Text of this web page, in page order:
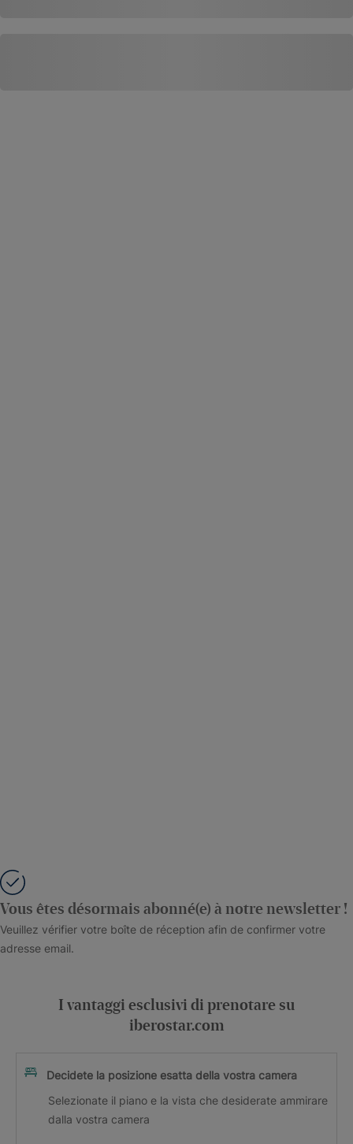
Vous êtes désormais abonné(e) à notre newsletter !
Veuillez vérifier votre boîte de réception afin de confirmer votre
adresse email.
I vantaggi esclusivi di prenotare su
iberostar.com
Decidete la posizione esatta della vostra camera
Selezionate il piano e la vista che desiderate ammirare
dalla vostra camera